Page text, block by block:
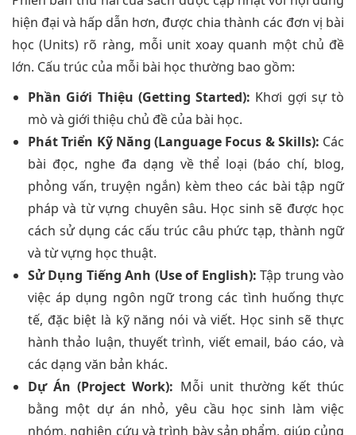
hiện đại và hấp dẫn hơn, được chia thành các đơn vị bài
học (Units) rõ ràng, mỗi unit xoay quanh một chủ đề
lớn. Cấu trúc của mỗi bài học thường bao gồm:
Phần Giới Thiệu (Getting Started): Khơi gợi sự tò
mò và giới thiệu chủ đề của bài học.
Phát Triển Kỹ Năng (Language Focus & Skills): Các
bài đọc, nghe đa dạng về thể loại (báo chí, blog,
phỏng vấn, truyện ngắn) kèm theo các bài tập ngữ
pháp và từ vựng chuyên sâu. Học sinh sẽ được học
cách sử dụng các cấu trúc câu phức tạp, thành ngữ
và từ vựng học thuật.
Sử Dụng Tiếng Anh (Use of English): Tập trung vào
việc áp dụng ngôn ngữ trong các tình huống thực
tế, đặc biệt là kỹ năng nói và viết. Học sinh sẽ thực
hành thảo luận, thuyết trình, viết email, báo cáo, và
các dạng văn bản khác.
Dự Án (Project Work): Mỗi unit thường kết thúc
bằng một dự án nhỏ, yêu cầu học sinh làm việc
nhóm, nghiên cứu và trình bày sản phẩm, giúp củng